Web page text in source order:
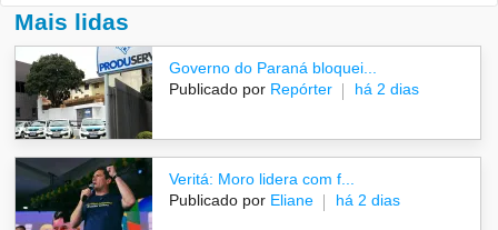
Mais lidas
Governo do Paraná bloquei...
Publicado por Repórter há 2 dias
Veritá: Moro lidera com f...
Publicado por Eliane há 2 dias